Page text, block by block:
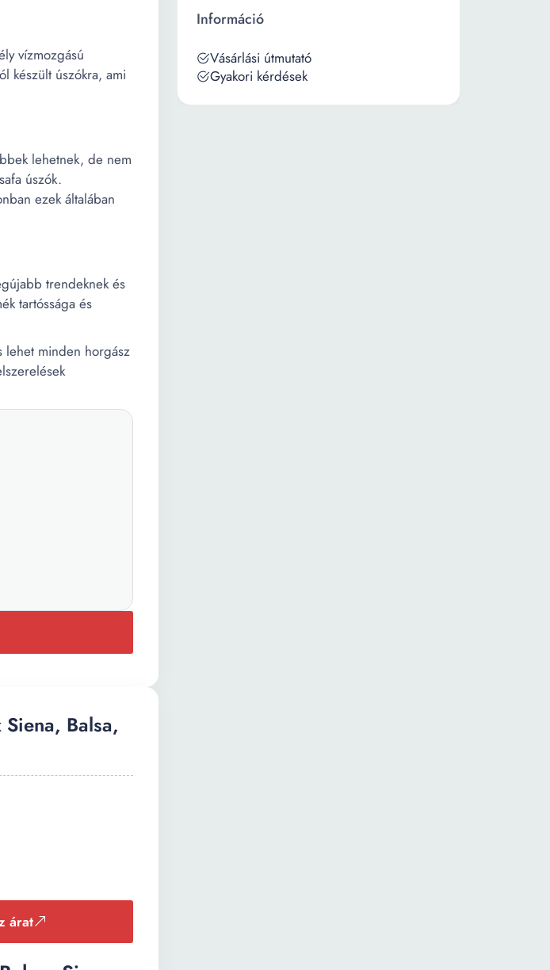
vízmozgású
készült úszókra, ami
lehetnek, de nem
úszók.
ezek általában
trendeknek és
tartóssága és
lehet minden horgász
Balsa,
árat
Információ
Vásárlási útmutató
Gyakori kérdések